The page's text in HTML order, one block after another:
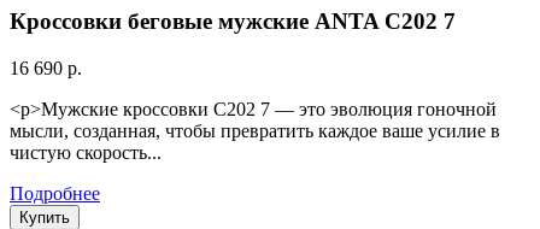
Кроссовки беговые мужские ANTA С202 7
16 690 р.
<p>Мужские кроссовки C202 7 — это эволюция гоночной
мысли, созданная, чтобы превратить каждое ваше усилие в
чистую скорость...
Подробнее